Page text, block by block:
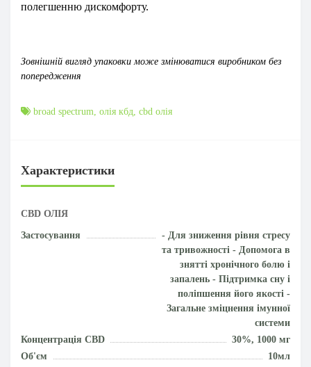
полегшенню дискомфорту.
Зовнішній вигляд упаковки може змінюватися виробником без
попередження
broad spectrum, олія кбд, cbd олія
Характеристики
CBD ОЛІЯ
Застосування
- Для зниження рівня стресу
та тривожності - Допомога в
знятті хронічного болю і
запалень - Підтримка сну і
поліпшення його якості -
Загальне зміцнення імунної
системи
Концентрація CBD
30%, 1000 мг
Об'єм
10мл